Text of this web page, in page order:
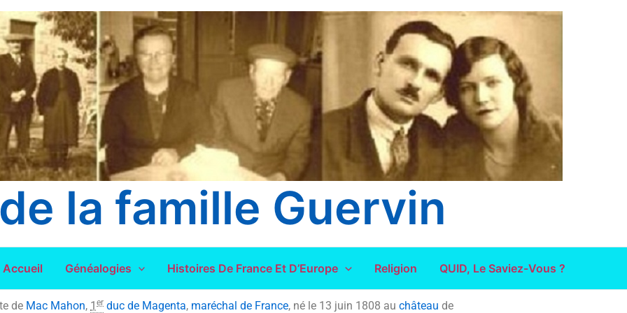
la famille Guervin
Accueil Généalogies Histoires De France Et D’Europe Religion QUID, Le Saviez-Vous ?
de Mac Mahon, 1 er duc de Magenta, maréchal de France, né le 13 juin 1808 au château de